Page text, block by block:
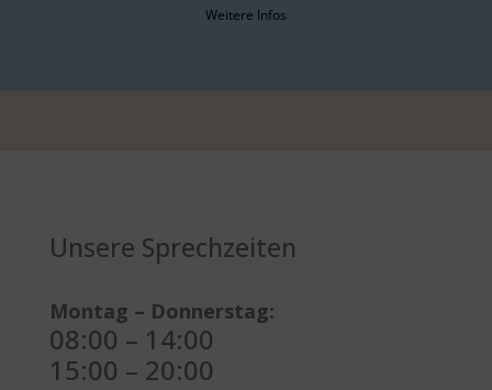
Weitere Infos
Unsere Sprechzeiten
Montag – Donnerstag:
08:00 – 14:00
15:00 – 20:00